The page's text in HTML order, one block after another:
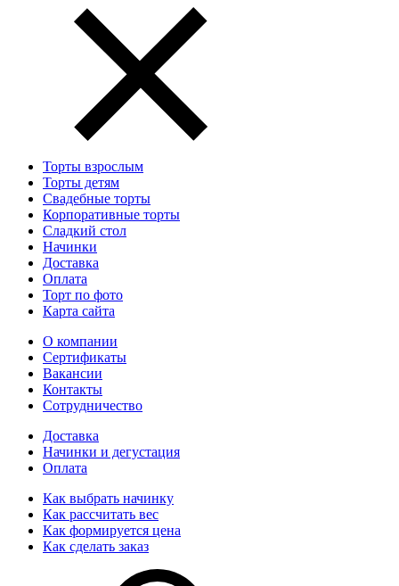
Торты взрослым
Торты детям
Свадебные торты
Корпоративные торты
Сладкий стол
Начинки
Доставка
Оплата
Торт по фото
Карта сайта
О компании
Сертификаты
Вакансии
Контакты
Сотрудничество
Доставка
Начинки и дегустация
Оплата
Как выбрать начинку
Как рассчитать вес
Как формируется цена
Как сделать заказ